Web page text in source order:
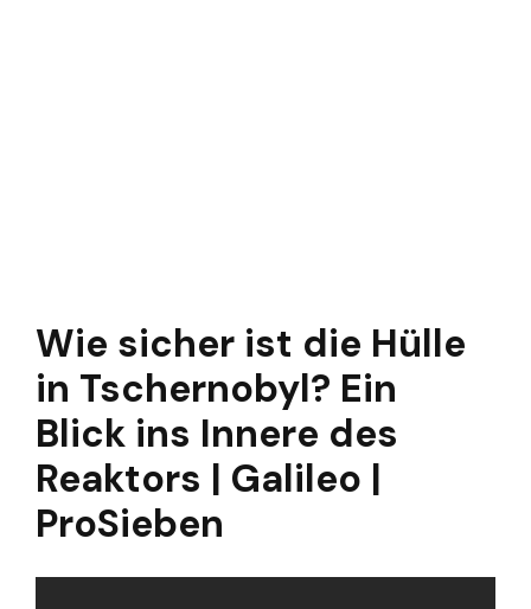
Wie sicher ist die Hülle
in Tschernobyl? Ein
Blick ins Innere des
Reaktors | Galileo |
ProSieben